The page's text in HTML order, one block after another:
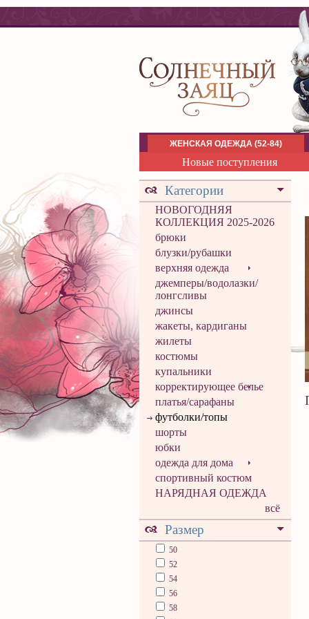
ЖЕНСКАЯ ОДЕЖДА (52-84)
Новые поступления
Категории
НОВОГОДНЯЯ
КОЛЛЕКЦИЯ 2025-2026
брюки
блузки/рубашки
верхняя одежда
джемперы/водолазки/
лонгсливы
джинсы
жакеты, кардиганы
жилеты
костюмы
купальники
корректирующее белье
платья/сарафаны
футболки/топы
шорты
юбки
одежда для дома
спортивный костюм
НАРЯДНАЯ ОДЕЖДА
всё
Размер
50
52
54
56
58